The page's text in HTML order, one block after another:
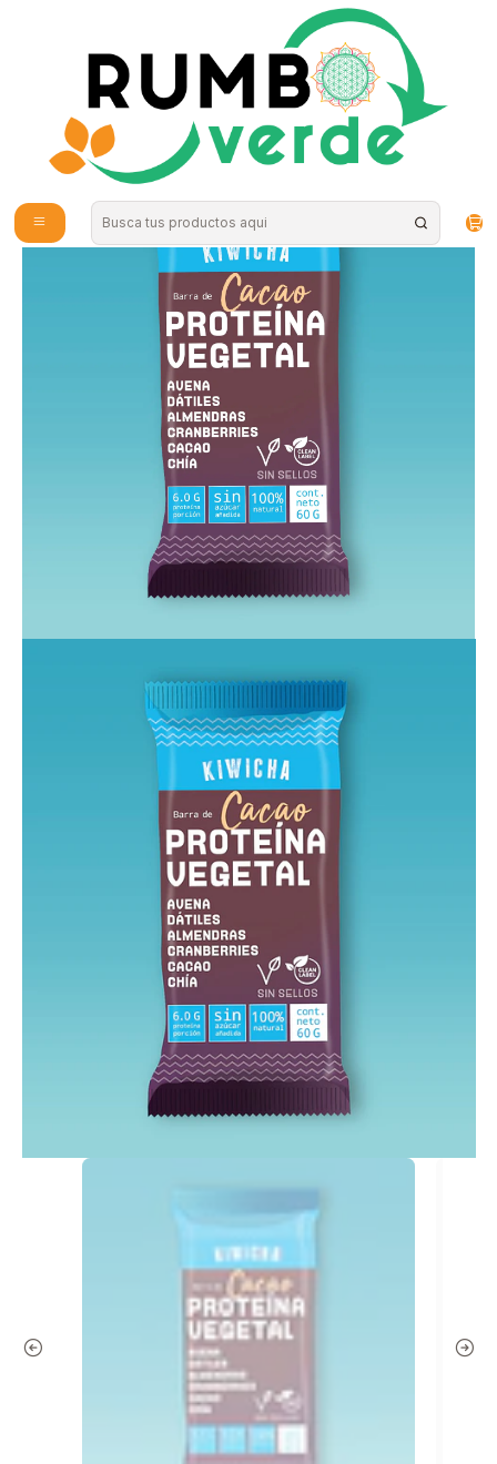
Envío gratis por compras sobre los 59.990 en la provincia de Santiago
Snacks Saludables